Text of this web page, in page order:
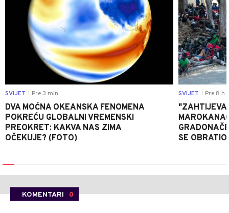
SVIJET Pre 3 min
DVA MOĆNA OKEANSKA FENOMENA
POKREĆU GLOBALNI VREMENSKI
PREOKRET: KAKVA NAS ZIMA
OČEKUJE? (FOTO)
SVIJET Pre 8 h
SE
KOMENTARI 0